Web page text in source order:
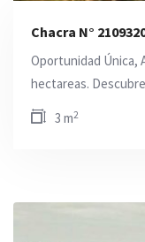
Chacra N°
Oportunidad Única,
hectareas.
3 m2